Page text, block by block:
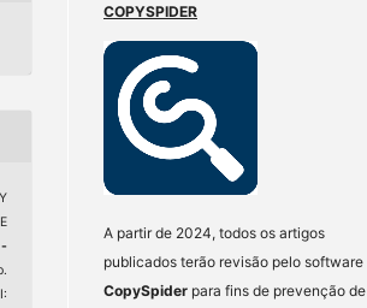
COPYSPIDER
A partir de 2024, todos os artigos
publicados terão revisão pelo software
CopySpider para fins de prevenção de